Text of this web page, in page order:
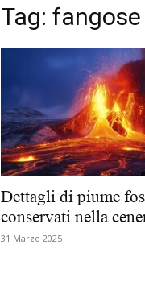
Tag: fangose
Dettagli di piume
conservati nella
31 Marzo 2025